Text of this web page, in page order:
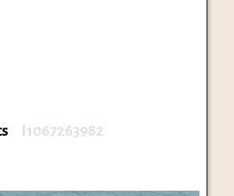
I1067263982